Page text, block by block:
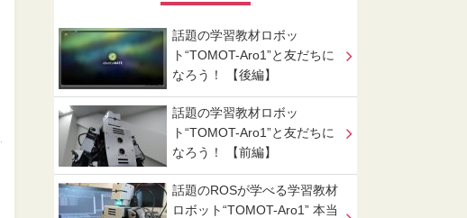
話題の学習教材ロボッ
ト“TOMOT-Aro1”と友だちに
なろう！ 【後編】
話題の学習教材ロボッ
ト“TOMOT-Aro1”と友だちに
なろう！ 【前編】
話題のROSが学べる学習教材
ロボット“TOMOT-Aro1” 本当